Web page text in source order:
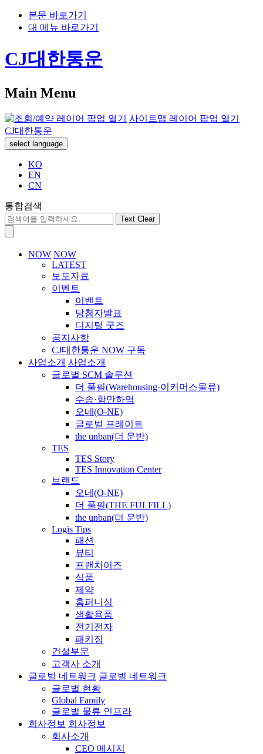
본문 바로가기
대 메뉴 바로가기
CJ대한통운
Main Menu
사이트맵 레이어 팝업 열기
CJ대한통운
select language
KO
EN
CN
통합검색
Text Clear
NOW NOW
LATEST
보도자료
이벤트
이벤트
당첨자발표
디지털 굿즈
공지사항
CJ대한통운 NOW 구독
사업소개 사업소개
글로벌 SCM 솔루션
더 풀필(Warehousing·이커머스물류)
수송·항만하역
오네(O-NE)
글로벌 프레이트
the unban(더 운반)
TES
TES Story
TES Innovation Center
브랜드
오네(O-NE)
더 풀필(THE FULFILL)
the unban(더 운반)
Logis Tips
패션
뷰티
프랜차이즈
식품
제약
홈퍼니싱
생활용품
전기전자
패키징
건설부문
고객사 소개
글로벌 네트워크 글로벌 네트워크
글로벌 현황
Global Family
글로벌 물류 인프라
회사정보 회사정보
회사소개
CEO 메시지